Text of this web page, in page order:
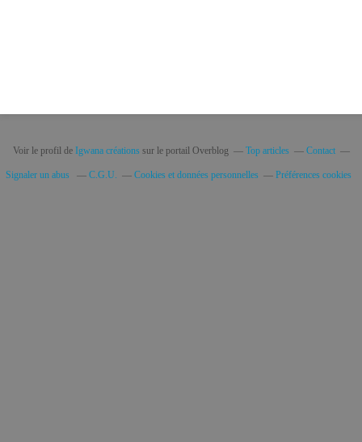
Voir le profil de Igwana créationssur le portail Overblog Top articles Contact
Signaler un abus C.G.U. Cookies et données personnelles Préférences cookies